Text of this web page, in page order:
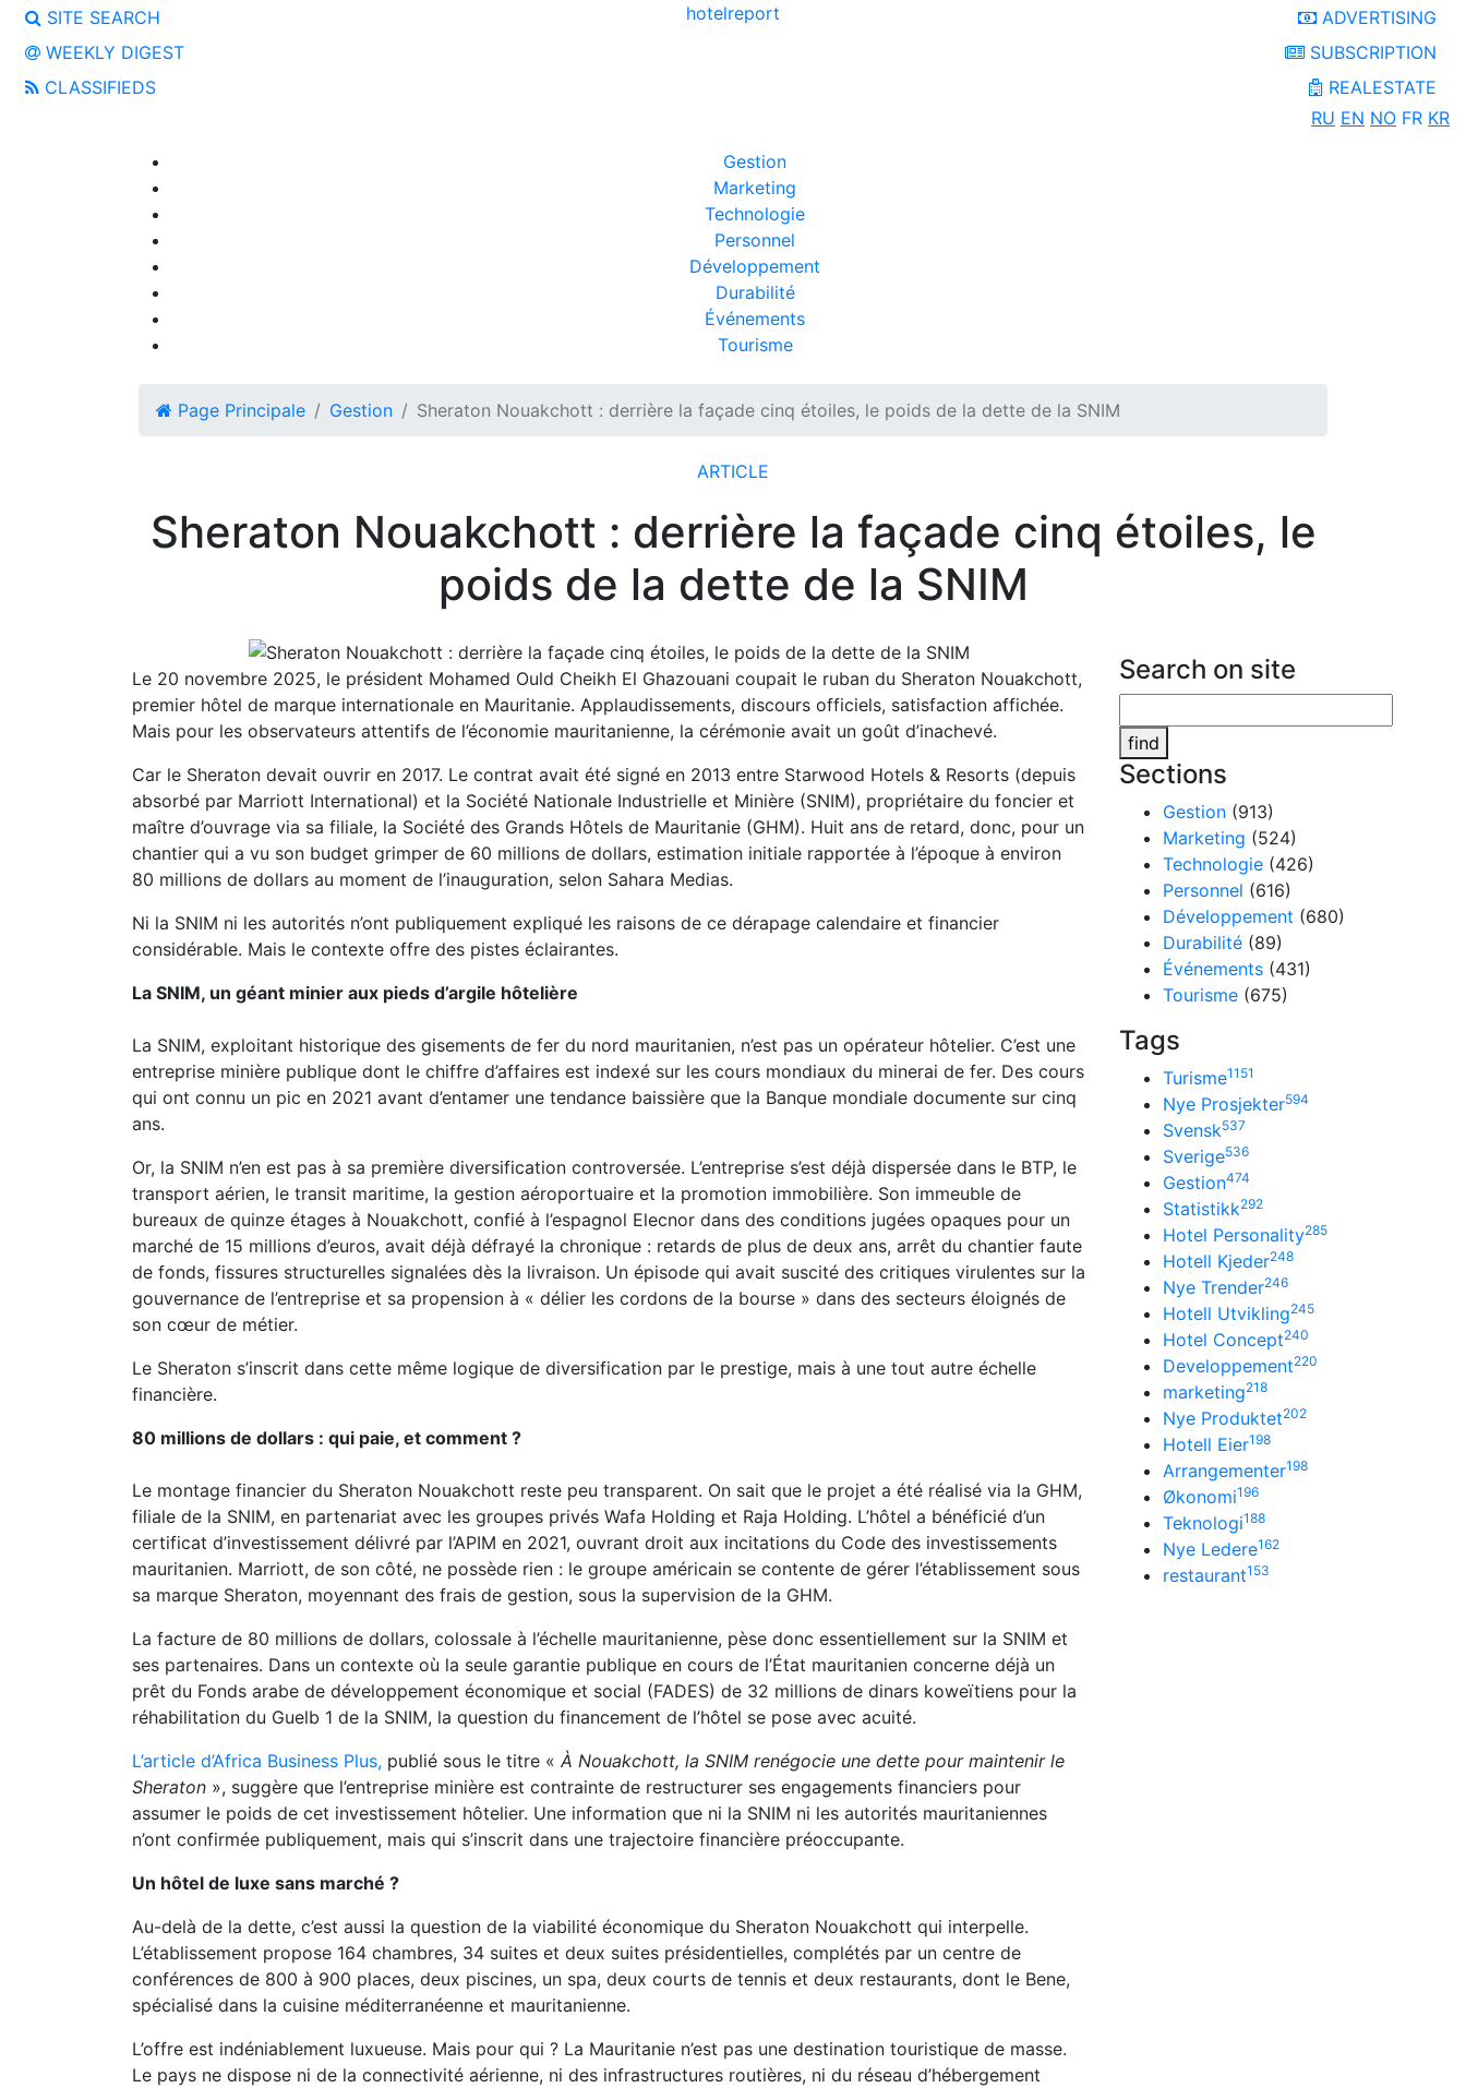
hotelreport
SITE SEARCH
WEEKLY DIGEST
CLASSIFIEDS
ADVERTISING
SUBSCRIPTION
REALESTATE
RU EN NO FR KR
Gestion
Marketing
Technologie
Personnel
Développement
Durabilité
Événements
Tourisme
Page Principale Gestion Sheraton Nouakchott : derrière la façade cinq étoiles, le poids de la dette de la SNIM
ARTICLE
Sheraton Nouakchott : derrière la façade cinq étoiles, le
poids de la dette de la SNIM
Le 20 novembre 2025, le président Mohamed Ould Cheikh El Ghazouani coupait le ruban du Sheraton Nouakchott,
premier hôtel de marque internationale en Mauritanie. Applaudissements, discours officiels, satisfaction affichée.
Mais pour les observateurs attentifs de l’économie mauritanienne, la cérémonie avait un goût d’inachevé.
Car le Sheraton devait ouvrir en 2017. Le contrat avait été signé en 2013 entre Starwood Hotels & Resorts (depuis
absorbé par Marriott International) et la Société Nationale Industrielle et Minière (SNIM), propriétaire du foncier et
maître d’ouvrage via sa filiale, la Société des Grands Hôtels de Mauritanie (GHM). Huit ans de retard, donc, pour un
chantier qui a vu son budget grimper de 60 millions de dollars, estimation initiale rapportée à l’époque à environ
80 millions de dollars au moment de l’inauguration, selon Sahara Medias.
Ni la SNIM ni les autorités n’ont publiquement expliqué les raisons de ce dérapage calendaire et financier
considérable. Mais le contexte offre des pistes éclairantes.
La SNIM, un géant minier aux pieds d’argile hôtelière
La SNIM, exploitant historique des gisements de fer du nord mauritanien, n’est pas un opérateur hôtelier. C’est une
entreprise minière publique dont le chiffre d’affaires est indexé sur les cours mondiaux du minerai de fer. Des cours
qui ont connu un pic en 2021 avant d’entamer une tendance baissière que la Banque mondiale documente sur cinq
ans.
Or, la SNIM n’en est pas à sa première diversification controversée. L’entreprise s’est déjà dispersée dans le BTP, le
transport aérien, le transit maritime, la gestion aéroportuaire et la promotion immobilière. Son immeuble de
bureaux de quinze étages à Nouakchott, confié à l’espagnol Elecnor dans des conditions jugées opaques pour un
marché de 15 millions d’euros, avait déjà défrayé la chronique : retards de plus de deux ans, arrêt du chantier faute
de fonds, fissures structurelles signalées dès la livraison. Un épisode qui avait suscité des critiques virulentes sur la
gouvernance de l’entreprise et sa propension à « délier les cordons de la bourse » dans des secteurs éloignés de
son cœur de métier.
Le Sheraton s’inscrit dans cette même logique de diversification par le prestige, mais à une tout autre échelle
financière.
80 millions de dollars : qui paie, et comment ?
Le montage financier du Sheraton Nouakchott reste peu transparent. On sait que le projet a été réalisé via la GHM,
filiale de la SNIM, en partenariat avec les groupes privés Wafa Holding et Raja Holding. L’hôtel a bénéficié d’un
certificat d’investissement délivré par l’APIM en 2021, ouvrant droit aux incitations du Code des investissements
mauritanien. Marriott, de son côté, ne possède rien : le groupe américain se contente de gérer l’établissement sous
sa marque Sheraton, moyennant des frais de gestion, sous la supervision de la GHM.
La facture de 80 millions de dollars, colossale à l’échelle mauritanienne, pèse donc essentiellement sur la SNIM et
ses partenaires. Dans un contexte où la seule garantie publique en cours de l’État mauritanien concerne déjà un
prêt du Fonds arabe de développement économique et social (FADES) de 32 millions de dinars koweïtiens pour la
réhabilitation du Guelb 1 de la SNIM, la question du financement de l’hôtel se pose avec acuité.
L’article d’Africa Business Plus, publié sous le titre «À Nouakchott, la SNIM renégocie une dette pour maintenir le
Sheraton », suggère que l’entreprise minière est contrainte de restructurer ses engagements financiers pour
assumer le poids de cet investissement hôtelier. Une information que ni la SNIM ni les autorités mauritaniennes
n’ont confirmée publiquement, mais qui s’inscrit dans une trajectoire financière préoccupante.
Un hôtel de luxe sans marché ?
Au-delà de la dette, c’est aussi la question de la viabilité économique du Sheraton Nouakchott qui interpelle.
L’établissement propose 164 chambres, 34 suites et deux suites présidentielles, complétés par un centre de
conférences de 800 à 900 places, deux piscines, un spa, deux courts de tennis et deux restaurants, dont le Bene,
spécialisé dans la cuisine méditerranéenne et mauritanienne.
L’offre est indéniablement luxueuse. Mais pour qui ? La Mauritanie n’est pas une destination touristique de masse.
Le pays ne dispose ni de la connectivité aérienne, ni des infrastructures routières, ni du réseau d’hébergement
Search on site
find
Sections
Gestion (913)
Marketing (524)
Technologie (426)
Personnel (616)
Développement (680)
Durabilité (89)
Événements (431)
Tourisme (675)
Tags
Turisme1151
Nye Prosjekter594
Svensk537
Sverige536
Gestion474
Statistikk292
Hotel Personality285
Hotell Kjeder248
Nye Trender246
Hotell Utvikling245
Hotel Concept240
Developpement220
marketing218
Nye Produktet202
Hotell Eier198
Arrangementer198
Økonomi196
Teknologi188
Nye Ledere162
restaurant153